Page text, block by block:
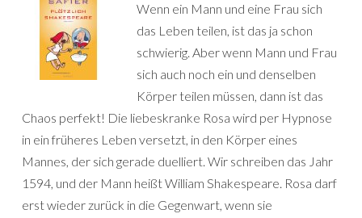
Wenn ein Mann und eine Frau sich
das Leben teilen, ist das ja schon
schwierig. Aber wenn Mann und Frau
sich auch noch ein und denselben
Körper teilen müssen, dann ist das
Chaos perfekt! Die liebeskranke Rosa wird per Hypnose
in ein früheres Leben versetzt, in den Körper eines
Mannes, der sich gerade duelliert. Wir schreiben das Jahr
1594, und der Mann heißt William Shakespeare. Rosa darf
erst wieder zurück in die Gegenwart, wenn sie